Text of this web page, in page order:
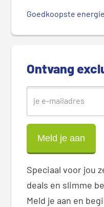
d
Goedkoopste
Ontvang
Speciaal voor jou
deals en slimme
Meld je aan en